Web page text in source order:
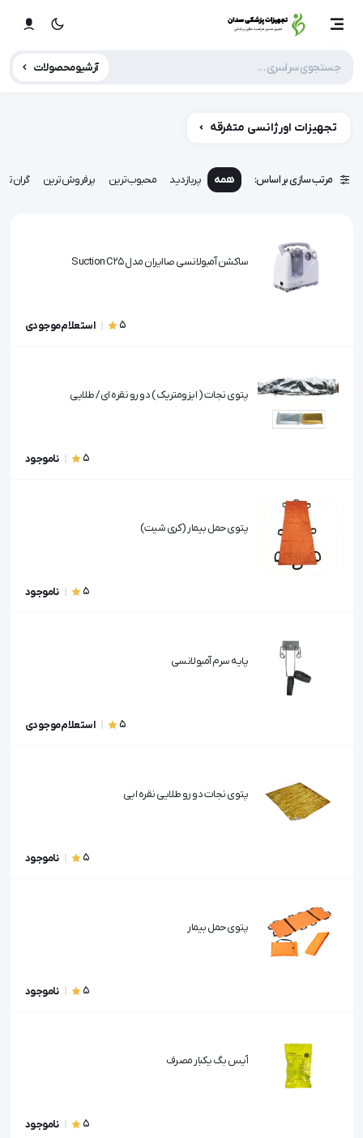
آرشیو محصولات
تجهیزات اورژانسی متفرقه
مرتب سازی بر اساس: همه پربازدید محبوب‌ترین پرفروش‌ترین
ساکشن آمبولانسی صاایران مدل Suction C25
5 استعلام موجودی
پتوی نجات ( ایزومتریک ) دو رو نقره ای / طلایی
5 ناموجود
پتوی حمل بیمار (کری شیت)
5 ناموجود
پایه سرم آمبولانسی
5 استعلام موجودی
پتوی نجات دو رو طلایی نقره ایی
5 ناموجود
پتوی حمل بیمار
5 ناموجود
آیس بگ یکبار مصرف
5 ناموجود